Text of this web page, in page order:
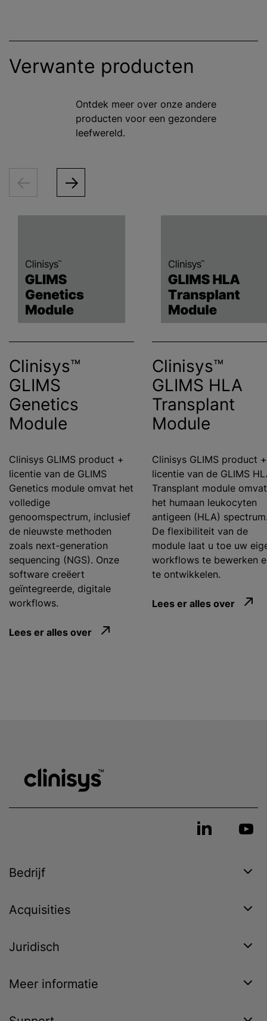
Verwante producten
Ontdek meer over onze andere
producten voor een gezondere
leefwereld.
Clinisys™
GLIMS
Genetics
Module
Clinisys GLIMS product +
licentie van de GLIMS
Genetics module omvat het
volledige
genoomspectrum, inclusief
de nieuwste methoden
zoals next-generation
sequencing (NGS). Onze
software creëert
geïntegreerde, digitale
workflows.
Lees er alles over
Clinisys™
GLIMS HLA
Transplant
Module
Clinisys GLIMS product +
licentie van de GLIMS
Transplant module omvat
het humaan leukocyten
antigeen (HLA)
De flexibiliteit van de
module laat u toe uw
workflows te bewerken
te ontwikkelen.
Lees er alles over
Bedrijf
Acquisities
Juridisch
Meer informatie